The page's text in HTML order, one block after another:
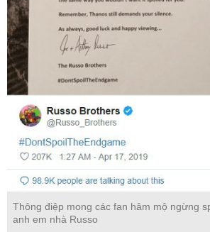
Thông điệp mong các fan hâm mộ ngừng
anh em nhà Russo